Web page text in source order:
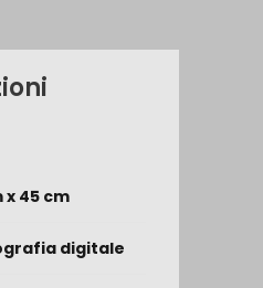
x 45 cm
digitale